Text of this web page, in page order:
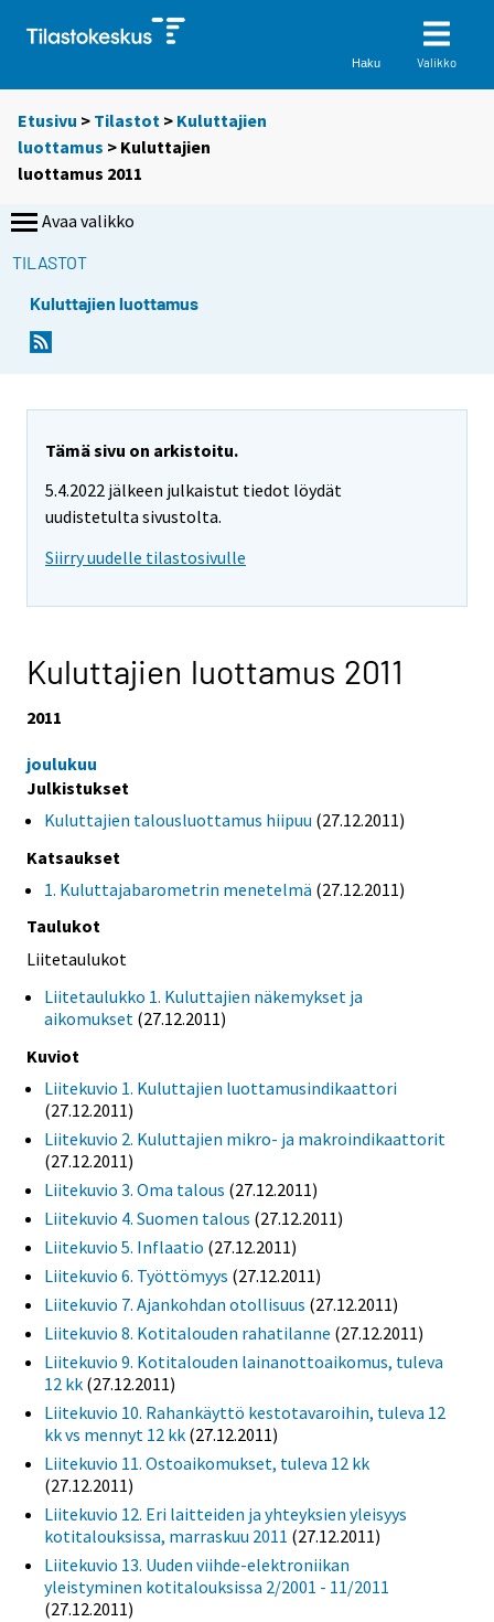
Haku Valikko
Etusivu > Tilastot > Kuluttajien
luottamus > Kuluttajien
luottamus 2011
Avaa valikko
TILASTOT
Kuluttajien luottamus
Tämä sivu on arkistoitu.
5.4.2022 jälkeen julkaistut tiedot löydät
uudistetulta sivustolta.
Siirry uudelle tilastosivulle
Kuluttajien luottamus 2011
2011
joulukuu
Julkistukset
Kuluttajien talousluottamus hiipuu (27.12.2011)
Katsaukset
1. Kuluttajabarometrin menetelmä (27.12.2011)
Taulukot
Liitetaulukot
Liitetaulukko 1. Kuluttajien näkemykset ja
aikomukset (27.12.2011)
Kuviot
Liitekuvio 1. Kuluttajien luottamusindikaattori
(27.12.2011)
Liitekuvio 2. Kuluttajien mikro- ja makroindikaattorit
(27.12.2011)
Liitekuvio 3. Oma talous (27.12.2011)
Liitekuvio 4. Suomen talous (27.12.2011)
Liitekuvio 5. Inflaatio (27.12.2011)
Liitekuvio 6. Työttömyys (27.12.2011)
Liitekuvio 7. Ajankohdan otollisuus (27.12.2011)
Liitekuvio 8. Kotitalouden rahatilanne (27.12.2011)
Liitekuvio 9. Kotitalouden lainanottoaikomus, tuleva
12 kk (27.12.2011)
Liitekuvio 10. Rahankäyttö kestotavaroihin, tuleva 12
kk vs mennyt 12 kk (27.12.2011)
Liitekuvio 11. Ostoaikomukset, tuleva 12 kk
(27.12.2011)
Liitekuvio 12. Eri laitteiden ja yhteyksien yleisyys
kotitalouksissa, marraskuu 2011 (27.12.2011)
Liitekuvio 13. Uuden viihde-elektroniikan
yleistyminen kotitalouksissa 2/2001 - 11/2011
(27.12.2011)